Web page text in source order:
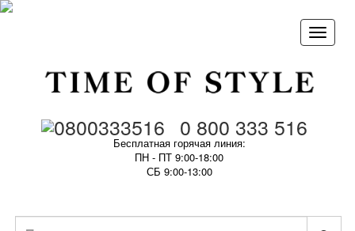
0 800 333 516
Бесплатная горячая линия:
ПН - ПТ 9:00-18:00
СБ 9:00-13:00